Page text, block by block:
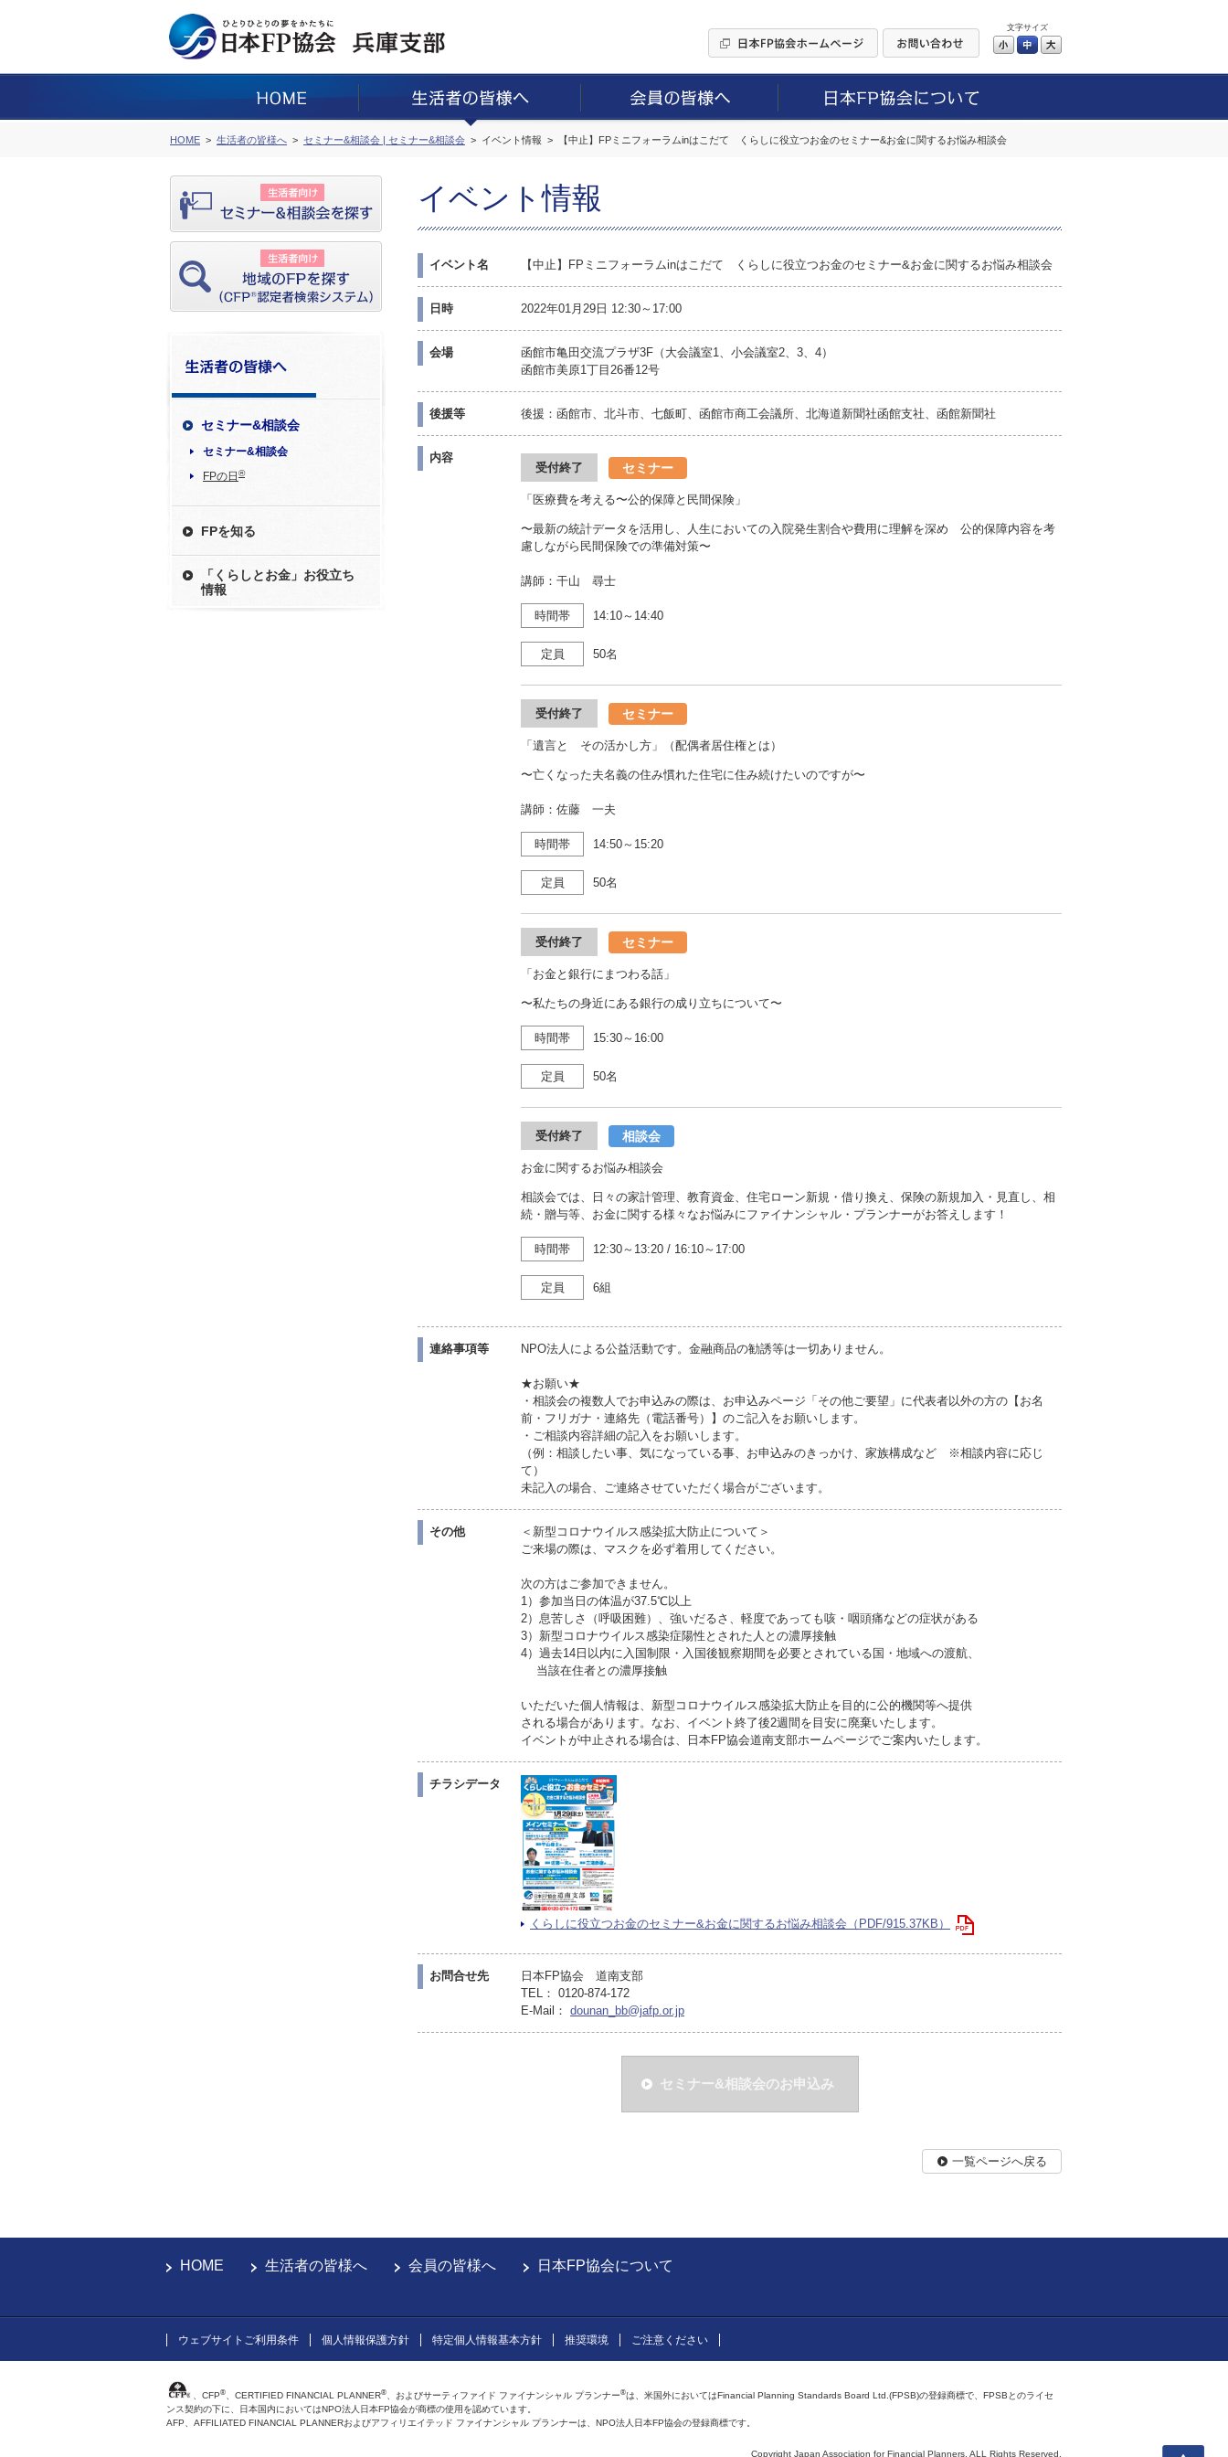
文字サイズ
小 中
HOME 生活者の皆様へ セミナー&相談会 | セミナー&相談会 イベント情報 【中止】FPミニフォーラムinはこだて くらしに役立つお金のセミナー&お金に関するお悩み相談会
セミナー&相談会
セミナー&相談会
FPの日 ®
FPを知る
「くらしとお金」お役立ち
情報
イベント情報
イベント名 【中止】FPミニフォーラムinはこだて くらしに役立つお金のセミナー&お金に関するお悩み相談会
日時 2022年01月29日 12:30～17:00
会場
函館市亀田交流プラザ3F（大会議室1、小会議室2、3、4）
函館市美原1丁目26番12号
後援等 後援：函館市、北斗市、七飯町、函館市商工会議所、北海道新聞社函館支社、函館新聞社
内容
受付終了 セミナー
「医療費を考える〜公的保障と民間保険」
〜最新の統計データを活用し、人生においての入院発生割合や費用に理解を深め 公的保障内容を考
慮しながら民間保険での準備対策〜
講師：干山 尋士
時間帯 14:10～14:40
定員 50名
受付終了 セミナー
「遺言と その活かし方」（配偶者居住権とは）
〜亡くなった夫名義の住み慣れた住宅に住み続けたいのですが〜
講師：佐藤 一夫
時間帯 14:50～15:20
定員 50名
受付終了 セミナー
「お金と銀行にまつわる話」
〜私たちの身近にある銀行の成り立ちについて〜
時間帯 15:30～16:00
定員 50名
受付終了 相談会
お金に関するお悩み相談会
相談会では、日々の家計管理、教育資金、住宅ローン新規・借り換え、保険の新規加入・見直し、相
続・贈与等、お金に関する様々なお悩みにファイナンシャル・プランナーがお答えします！
時間帯 12:30～13:20 / 16:10～17:00
定員 6組
連絡事項等 NPO法人による公益活動です。金融商品の勧誘等は一切ありません。
★お願い★
・相談会の複数人でお申込みの際は、お申込みページ「その他ご要望」に代表者以外の方の【お名
前・フリガナ・連絡先（電話番号）】のご記入をお願いします。
・ご相談内容詳細の記入をお願いします。
（例：相談したい事、気になっている事、お申込みのきっかけ、家族構成など ※相談内容に応じ
て）
未記入の場合、ご連絡させていただく場合がございます。
その他
＜新型コロナウイルス感染拡大防止について＞
ご来場の際は、マスクを必ず着用してください。
次の方はご参加できません。
1）参加当日の体温が37.5℃以上
2）息苦しさ（呼吸困難）、強いだるさ、軽度であっても咳・咽頭痛などの症状がある
3）新型コロナウイルス感染症陽性とされた人との濃厚接触
4）過去14日以内に入国制限・入国後観察期間を必要とされている国・地域への渡航、
当該在住者との濃厚接触
いただいた個人情報は、新型コロナウイルス感染拡大防止を目的に公的機関等へ提供
される場合があります。なお、イベント終了後2週間を目安に廃棄いたします。
イベントが中止される場合は、日本FP協会道南支部ホームページでご案内いたします。
チラシデータ
くらしに役立つお金のセミナー&お金に関するお悩み相談会（PDF/915.37KB）
お問合せ先
日本FP協会 道南支部
TEL： 0120-874-172
E-Mail： dounan_bb@jafp.or.jp
セミナー&相談会のお申込み
一覧ページへ戻る
上へ
HOME 生活者の皆様へ 会員の皆様へ 日本FP協会について
ウェブサイトご利用条件 個人情報保護方針 特定個人情報基本方針 推奨環境 ご注意ください
、CFP® 、CERTIFIED FINANCIAL PLANNER® 、およびサーティファイド ファイナンシャル プランナー®は、米国外においてはFinancial Planning Standards Board Ltd.(FPSB)の登録商標で、FPSBとのライセ
ンス契約の下に、日本国内においてはNPO法人日本FP協会が商標の使用を認めています。
AFP、AFFILIATED FINANCIAL PLANNERおよびアフィリエイテッド ファイナンシャル プランナーは、NPO法人日本FP協会の登録商標です。
Copyright Japan Association for Financial Planners, ALL Rights Reserved.